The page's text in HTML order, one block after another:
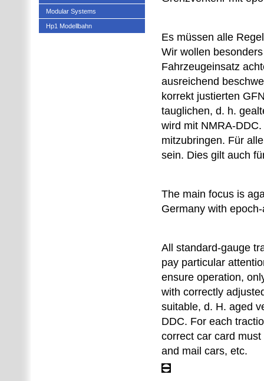
Es müssen alle
Wir wollen
Fahrzeugeinsatz
ausreichend
korrekt justierten
tauglichen, d. h.
wird mit NMRA-
mitzubringen. Für
sein. Dies gilt auch
The main focus is
Germany with
All standard-gauge
pay particular
ensure operation,
with correctly
suitable, d. H. aged
DDC. For each
correct car card
and mail cars, etc.
Modular Systems
Hp1 Modellbahn